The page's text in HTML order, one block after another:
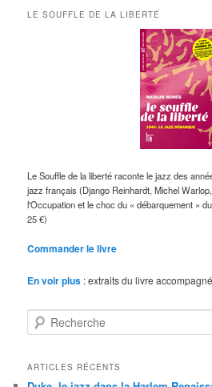
LE SOUFFLE DE LA LIBERTÉ
Le Souffle de la liberté raconte le jazz des
jazz français (Django Reinhardt, Michel
l'Occupation et le choc du « débarquement »
25 €)
Commander le livre
En voir plus : extraits du livre
e
h
ARTICLES RÉCENTS